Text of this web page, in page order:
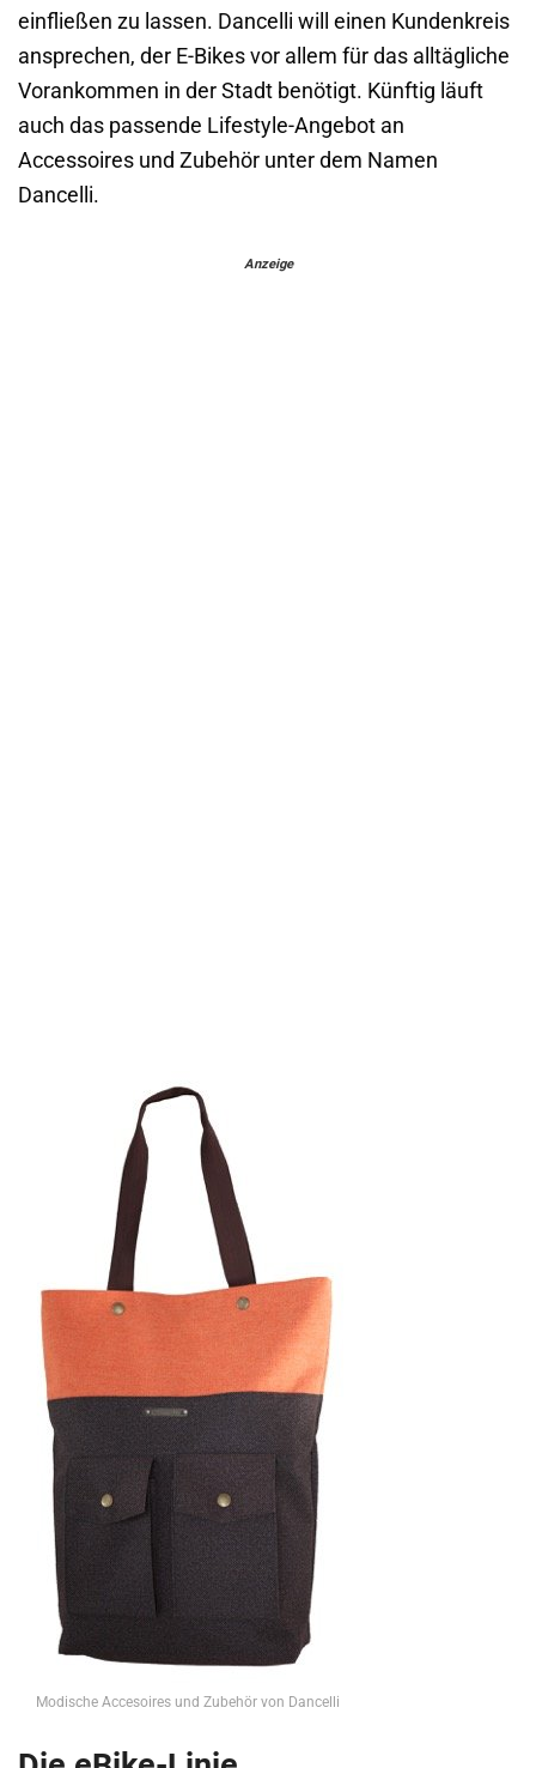
einfließen zu lassen. Dancelli will einen Kundenkreis
ansprechen, der E-Bikes vor allem für das alltägliche
Vorankommen in der Stadt benötigt. Künftig läuft
auch das passende Lifestyle-Angebot an
Accessoires und Zubehör unter dem Namen
Dancelli.
Anzeige
Modische Accesoires und Zubehör von Dancelli